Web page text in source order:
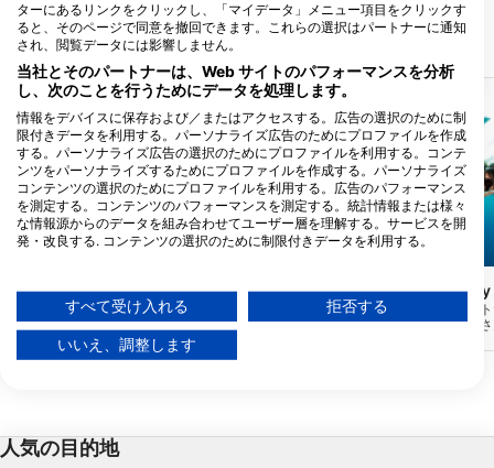
近くのダイブサイト
LIGHT HOUSE(★4.5)
この灯台はセブの南端にあり、初心者には
素晴らしいダイビングスポットだ。サンタ
ンデール、リロアン、オスロブから簡単に
行くことができる。
Sumilon Sanctuary
ここがスミロンイース
浅い斜面にあり、たく
出す、心奪われるよう
人気の目的地
ターにあるリンクをクリックし、「マイデータ」メニュー項目をクリックす
ると、そのページで同意を撤回できます。これらの選択はパートナーに通知
され、閲覧データには影響しません。
当社とそのパートナーは、Web サイトのパフォーマンスを分析
し、次のことを行うためにデータを処理します。
情報をデバイスに保存および／またはアクセスする。広告の選択のために制
限付きデータを利用する。パーソナライズ広告のためにプロファイルを作成
する。パーソナライズ広告の選択のためにプロファイルを利用する。コンテ
ンツをパーソナライズするためにプロファイルを作成する。パーソナライズ
コンテンツの選択のためにプロファイルを利用する。広告のパフォーマンス
を測定する。コンテンツのパフォーマンスを測定する。統計情報または様々
な情報源からのデータを組み合わせてユーザー層を理解する。サービスを開
発・改良する. コンテンツの選択のために制限付きデータを利用する。
データは欧州連合外で共有され、米国に送信される場合があります。
お客様の同意とcookieポリシーは、この Web サイト/アプリにのみ適用され
情報をデバイスに保存および／またはアクセス
すべて受け入れる 拒否する
いいえ、調整します